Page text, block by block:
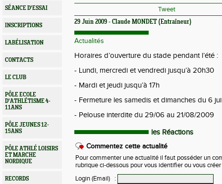
SÉANCE D'ESSAI
INSCRIPTIONS
LABÉLISATION
CONTACTS
LE CLUB
PÔLE ECOLE
D'ATHLÉTISME 4-
11ANS
PÔLE JEUNES 12-
15ANS
PÔLE ATHLÉ LOISIRS
ET MARCHE
NORDIQUE
RECORDS
Tweet
29 Juin 2009 - Claude MONDET (Entraîneur)
Actualités
Horaires d’ouverture du stade pendant l’été :
- Lundi, mercredi et vendredi jusqu’à 20h30
- Mardi et jeudi jusqu’à 17h
- Fermeture les samedis et dimanches du 6
- Pelouse interdite du 29/06 au 21/08/2009
les Réactions
Commentez cette actualité
Pour commenter une actualité il faut posséder un
rubrique ci-dessous pour vous identifier ou vous
Login (Email)
: